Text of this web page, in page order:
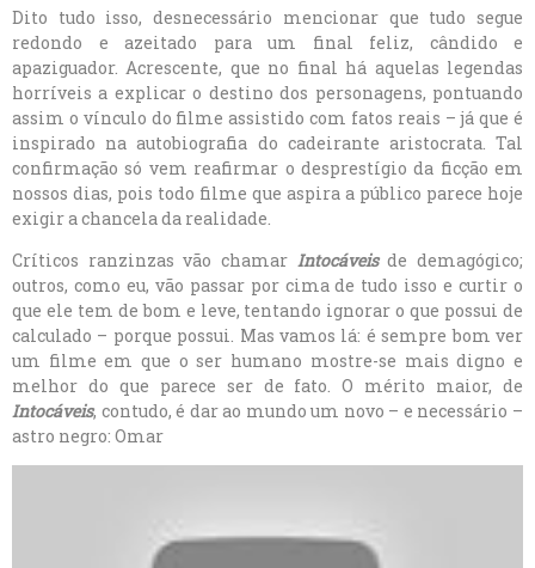
Dito tudo isso, desnecessário mencionar que tudo segue
redondo e azeitado para um final feliz, cândido e
apaziguador. Acrescente, que no final há aquelas legendas
horríveis a explicar o destino dos personagens, pontuando
assim o vínculo do filme assistido com fatos reais – já que é
inspirado na autobiografia do cadeirante aristocrata. Tal
confirmação só vem reafirmar o desprestígio da ficção em
nossos dias, pois todo filme que aspira a público parece hoje
exigir a chancela da realidade.
Críticos ranzinzas vão chamar Intocáveis de demagógico;
outros, como eu, vão passar por cima de tudo isso e curtir o
que ele tem de bom e leve, tentando ignorar o que possui de
calculado – porque possui. Mas vamos lá: é sempre bom ver
um filme em que o ser humano mostre-se mais digno e
melhor do que parece ser de fato. O mérito maior, de
Intocáveis, contudo, é dar ao mundo um novo – e necessário –
astro negro: Omar